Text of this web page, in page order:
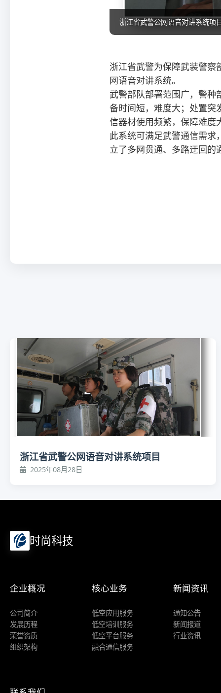
浙江省武警公网语音对讲系统项
浙江省武警为保障武装警察
网语音对讲系统。
武警部队部署范围广，警种
备时间短，难度大；处置突
信器材使用频繁，保障难度
此系统可满足武警通信需求
立了多网贯通、多路迂回的
浙江省武警公网语音对讲系统项目
2025年08月28日
时尚科技
企业概况
公司简介
发展历程
荣誉资质
组织架构
核心业务
低空应用服务
低空培训服务
低空平台服务
融合通信服务
新闻资讯
通知公告
新闻报道
行业资讯